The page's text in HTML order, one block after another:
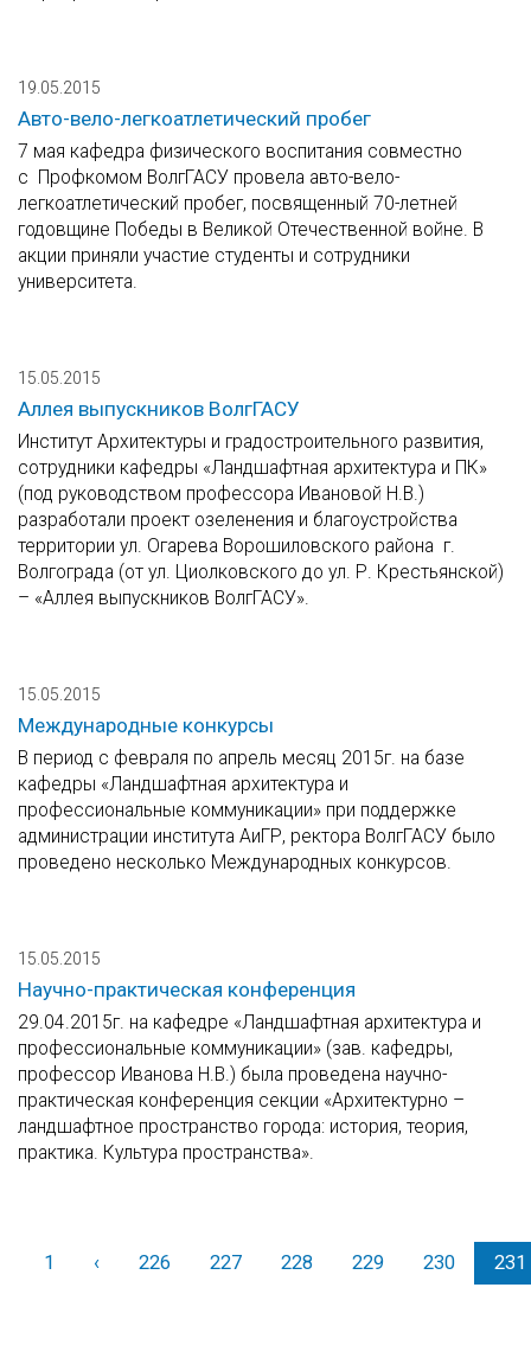
19.05.2015
Авто-вело-легкоатлетический пробег
7 мая кафедра физического воспитания совместно
с Профкомом ВолгГАСУ провела авто-вело-
легкоатлетический пробег, посвященный 70-летней
годовщине Победы в Великой Отечественной войне. В
акции приняли участие студенты и сотрудники
университета.
15.05.2015
Аллея выпускников ВолгГАСУ
Институт Архитектуры и градостроительного развития,
сотрудники кафедры «Ландшафтная архитектура и ПК»
(под руководством профессора Ивановой Н.В.)
разработали проект озеленения и благоустройства
территории ул. Огарева Ворошиловского района г.
Волгограда (от ул. Циолковского до ул. Р. Крестьянской)
– «Аллея выпускников ВолгГАСУ».
15.05.2015
Международные конкурсы
В период с февраля по апрель месяц 2015г. на базе
кафедры «Ландшафтная архитектура и
профессиональные коммуникации» при поддержке
администрации института АиГР, ректора ВолгГАСУ было
проведено несколько Международных конкурсов.
15.05.2015
Научно-практическая конференция
29.04.2015г. на кафедре «Ландшафтная архитектура и
профессиональные коммуникации» (зав. кафедры,
профессор Иванова Н.В.) была проведена научно-
практическая конференция секции «Архитектурно –
ландшафтное пространство города: история, теория,
практика. Культура пространства».
1 ‹Назад226 227 228 229 230 231